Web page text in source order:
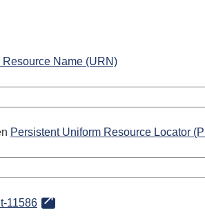
Resource Name (URN)
Persistent Uniform Resource Locator
11586